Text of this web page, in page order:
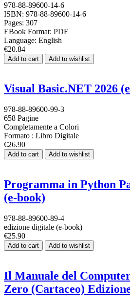
978-88-89600-14-6
ISBN: 978-88-89600-14-6
Pages: 307
EBook Format: PDF
Language: English
€20.84
Add to cart Add to wishlist
Visual Basic.NET 2026
978-88-89600-99-3
658 Pagine
Completamente a Colori
Formato : Libro Digitale
€26.90
Add to cart Add to wishlist
Programma in Python
(e-book)
978-88-89600-89-4
edizione digitale (e-book)
€25.90
Add to cart Add to wishlist
Il Manuale del
Zero (Cartaceo)